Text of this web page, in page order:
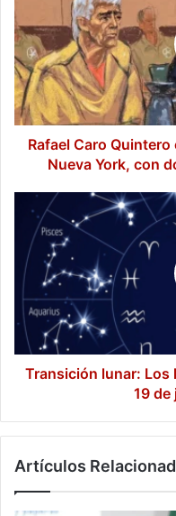
Quintero
comparece
ante
audiencia
en
Nueva
York,
con
documentos
Rafael Caro
Nueva York, con
Transición
lunar:
Los
horóscopos
para
viernes
19
de
junio
Transición lunar: Los
19 de
Artículos